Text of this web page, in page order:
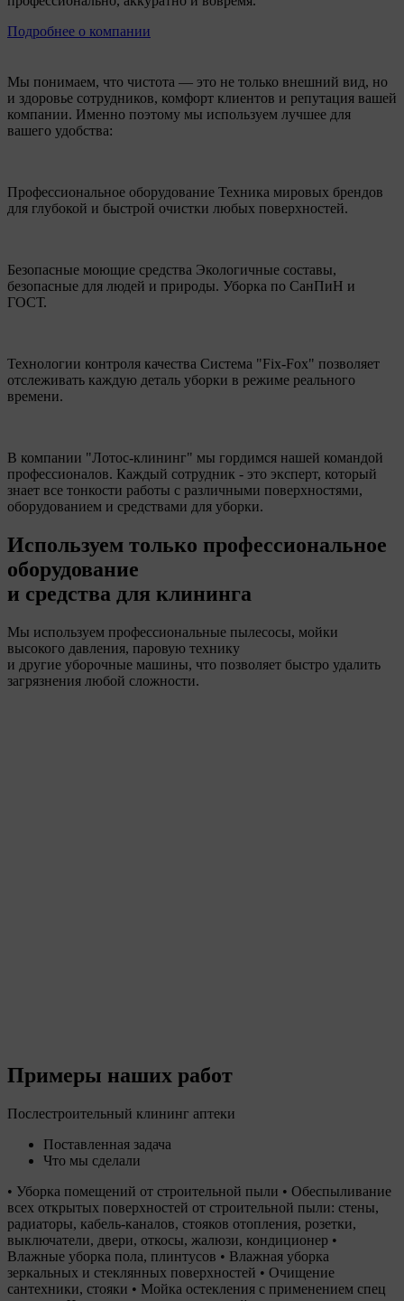
Подробнее о компании
Мы понимаем, что чистота — это не только внешний вид, но
и здоровье сотрудников, комфорт клиентов и репутация вашей
компании. Именно поэтому мы используем лучшее для
вашего удобства:
Профессиональное оборудование Техника мировых брендов
для глубокой и быстрой очистки любых поверхностей.
Безопасные моющие средства Экологичные составы,
безопасные для людей и природы. Уборка по СанПиН и
ГОСТ.
Технологии контроля качества Система "Fix-Fox" позволяет
отслеживать каждую деталь уборки в режиме реального
времени.
В компании "Лотос-клининг" мы гордимся нашей командой
профессионалов. Каждый сотрудник - это эксперт, который
знает все тонкости работы с различными поверхностями,
оборудованием и средствами для уборки.
Используем только профессиональное
оборудование
и средства для клининга
Мы используем профессиональные пылесосы, мойки
высокого давления, паровую технику
и другие уборочные машины, что позволяет быстро удалить
загрязнения любой сложности.
Примеры наших работ
Послестроительный клининг аптеки
Поставленная задача
Что мы сделали
• Уборка помещений от строительной пыли • Обеспыливание
всех открытых поверхностей от строительной пыли: стены,
радиаторы, кабель-каналов, стояков отопления, розетки,
выключатели, двери, откосы, жалюзи, кондиционер •
Влажные уборка пола, плинтусов • Влажная уборка
зеркальных и стеклянных поверхностей • Очищение
сантехники, стояки • Мойка остекления с применением спец